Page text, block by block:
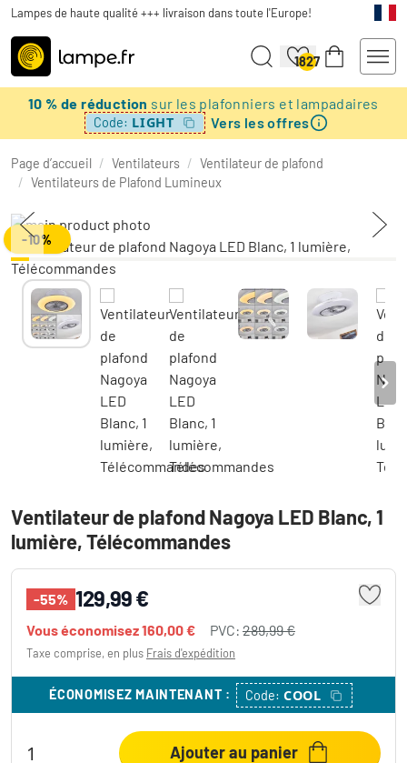
Lampes de haute qualité +++ livraison dans toute l'Europe!
1827
10 % de réduction sur les plafonniers et lampadaires
Code: LIGHT Vers les offres
Page d’accueil / Ventilateurs / Ventilateur de plafond
/ Ventilateurs de Plafond Lumineux
-10%
Ventilateur de plafond Nagoya LED Blanc, 1
lumière, Télécommandes
-55% 129,99 €
Vous économisez160,00 € PVC: 289,99 €
Taxe comprise, en plus Frais d'expédition
ÉCONOMISEZ MAINTENANT : Code: COOL
Ajouter au panier